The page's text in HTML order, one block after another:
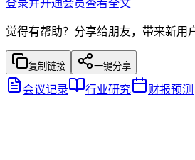
觉得有帮助？分享给朋友，带来新用
复制链接 一键分享
会议记录 行业研究 财报预测